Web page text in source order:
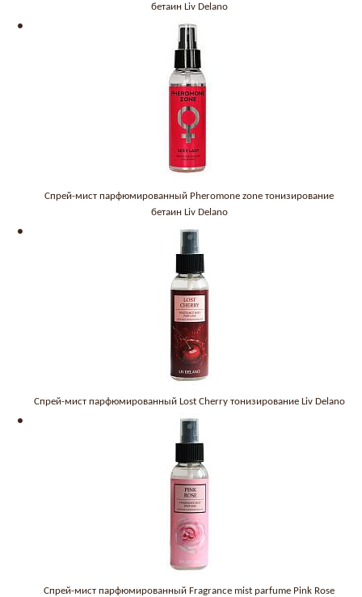
бетаин Liv Delano
Спрей-мист парфюмированный Pheromone zone тонизирование
бетаин Liv Delano
Спрей-мист парфюмированный Lost Cherry тонизирование Liv Delano
Спрей-мист парфюмированный Fragrance mist parfume Pink Rose